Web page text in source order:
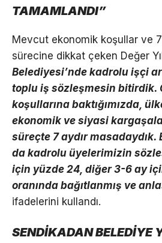
TAMAMLANDI”
Mevcut ekonomik koşullar ve
sürecine dikkat çeken Değer
Belediyesi’nde kadrolu işçi
toplu iş sözleşmesin bitirdik.
koşullarına baktığımızda,
ekonomik ve siyasi
süreçte 7 aydır masadaydık.
da kadrolu üyelerimizin
için yüzde 24, diğer 3-6 ay
oranında bağıtlanmış ve
ifadelerini kullandı.
SENDİKADAN BELEDİYE